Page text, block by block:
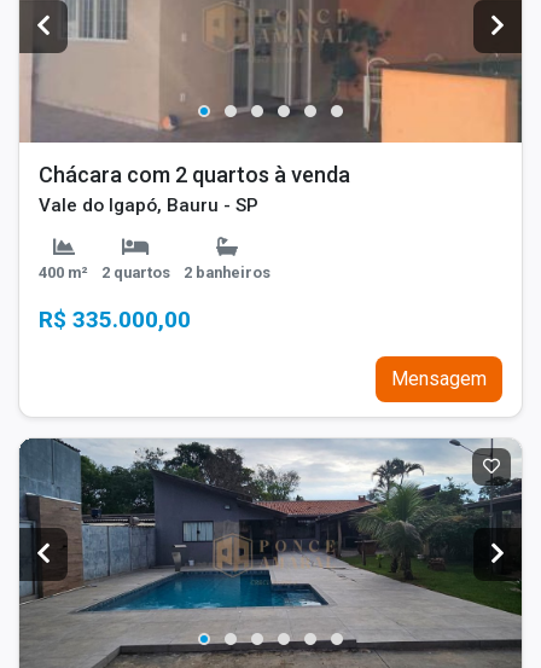
Chácara com 2 quartos à venda
Vale do Igapó, Bauru - SP
400 m² 2 quartos 2 banheiros
R$ 335.000,00
Mensagem